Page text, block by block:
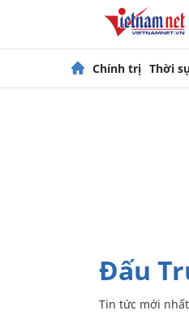
Chính trị Thời
Đấu
Tin tức mới